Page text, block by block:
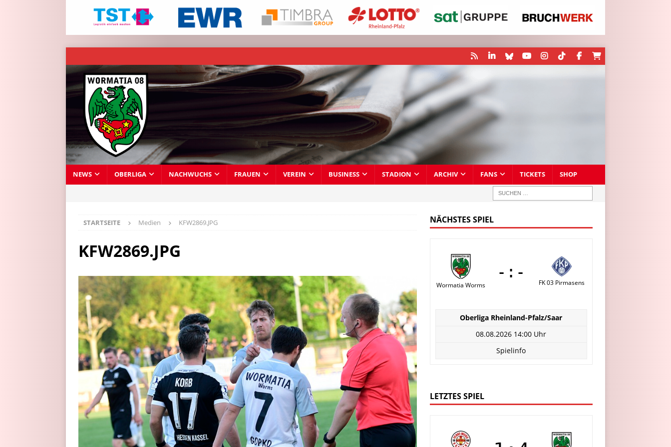
NEWS OBERLIGA NACHWUCHS FRAUEN VEREIN BUSINESS STADION ARCHIV FANS TICKETS SHOP
STARTSEITE Medien KFW2869.JPG
KFW2869.JPG
NÄCHSTES SPIEL
Wormatia Worms
-:-
FK 03 Pirmasens
Oberliga Rheinland-Pfalz/Saar
08.08.2026 14:00 Uhr
Spielinfo
LETZTES SPIEL